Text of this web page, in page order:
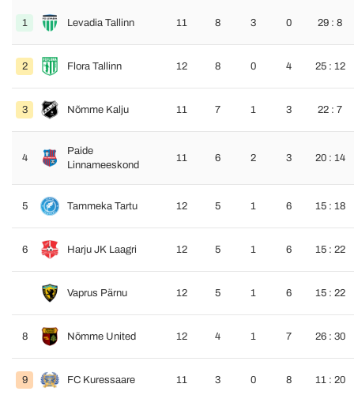
1 Levadia Tallinn 11 8 3 0 29 : 8
2 Flora Tallinn 12 8 0 4 25 : 12
3 Nõmme Kalju 11 7 1 3 22 : 7
4
Paide
Linnameeskond
11 6 2 3 20 : 14
5 Tammeka Tartu 12 5 1 6 15 : 18
6 Harju JK Laagri 12 5 1 6 15 : 22
Vaprus Pärnu 12 5 1 6 15 : 22
8 Nõmme United 12 4 1 7 26 : 30
9 FC Kuressaare 11 3 0 8 11 : 20